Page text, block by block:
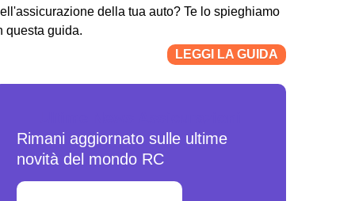
della tua auto? Te lo spieghiamo
questa guida.
LEGGI LA GUIDA
Rimani aggiornato sulle ultime
novità del mondo RC